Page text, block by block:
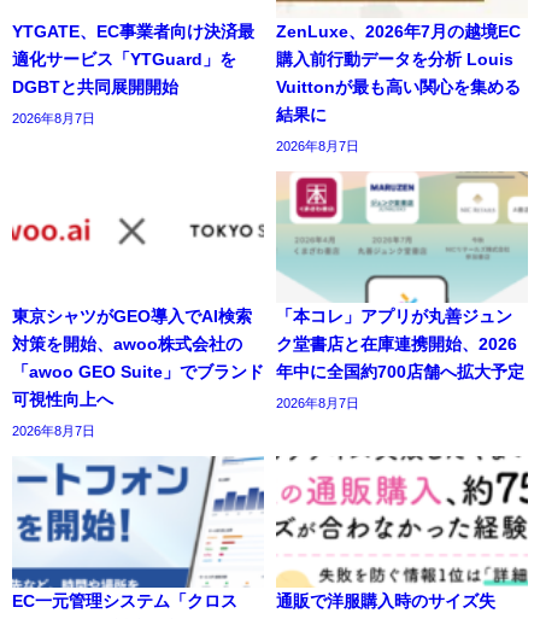
YTGATE、EC事業者向け決済最
適化サービス「YTGuard」を
DGBTと共同展開開始
2026年8月7日
ZenLuxe、2026年7月の越境EC
購入前行動データを分析 Louis
Vuittonが最も高い関心を集める
結果に
2026年8月7日
東京シャツがGEO導入でAI検索
対策を開始、awoo株式会社の
「awoo GEO Suite」でブランド
可視性向上へ
2026年8月7日
「本コレ」アプリが丸善ジュン
ク堂書店と在庫連携開始、2026
年中に全国約700店舗へ拡大予定
2026年8月7日
EC一元管理システム「クロス
通販で洋服購入時のサイズ失